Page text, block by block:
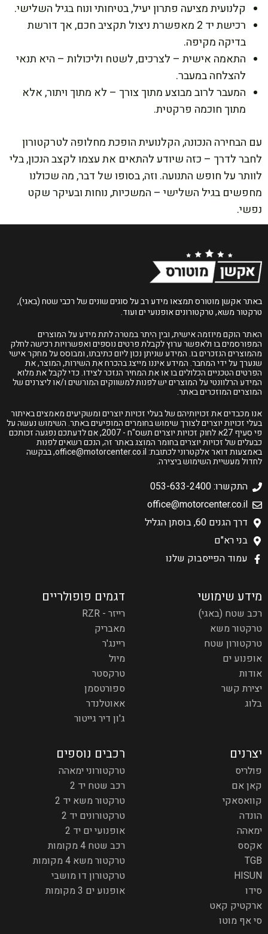
קלנועית מציעה פתרון יעיל, בטיחותי ונוח בגיל השלישי.
רכישת יד 2 מאפשרת ניצול תקציב חכם, אך דורשת
בדיקה מקיפה.
התאמה אישית – לצרכים, לשטח וליכולות – היא תנאי
להצלחה במעבר.
המעבר לרוב מבוצע מתוך צורך – לא מתוך ויתור, אלא
מתוך חוכמה פרקטית.
עם הבחירה הנכונה, הקלנועית הופכת מחלופה לטרקטורון
לחבר לדרך – כזה שיודע להתאים את עצמו לקצב הנכון, בלי
לוותר על חופש התנועה. וזה, בסופו של דבר, מה שכולנו
מחפשים בגיל השלישי – המשכיות, נוחות ובעיקר שקט
נפשי.
באתר אקשן מוטורס תמצאו מידע רב על סוגים שונים של רכבי שטח (באגי),
טרקטור משא, טרקטורונים אופנועי ים ועוד.
האתר הוקם מיוזמה אישית, ובין היתר במטרה לתת מידע על המוצרים
המפורסמים בו ולאפשר ערוץ לקבלת פרטים נוספים ואפשרויות רכישה לחלק
מהמוצרים הנזכרים בו. המידע שניתן נכון ליום כתיבתו, ומבוסס על מחקר אישי
שנערך על ידי המחבר. המידע איננו מייצג בהכרח את השירות, המוצר, את
הפרטים הטכניים הכלולים בו או את המחיר הנזכר לצידו. כדי לקבל את מלוא
המידע הרלוונטי על המוצרים יש לפנות למשווקים המורשים ו/או ליצרנים של
המוצרים המוזכרים באתר.
אנו מכבדים את זכויותיהם של בעלי זכויות יוצרים ומשקיעים מאמצים באיתור
בעלי זכויות יוצרים לצורך שימוש בחומרים המופיעים באתר. השימוש נעשה על
פי סעיף 27א לחוק זכויות יוצרים תשס"ח - 2007, אם לדעתכם נפגעה זכותכם
כבעלים של זכויות יוצרים בחומר המוצג באתר זה, הנכם רשאים לפנות
באמצעות דואר אלקטרוני לכתובת:office@motorcenter.co.il, בבקשה
לחדול מעשיית השימוש ביצירה.
התקשרו: 053-633-2400
office@motorcenter.co.il
דרך הגנים 60, בוסתן הגליל
בני רא"ם
עמוד הפייסבוק שלנו
מידע שימושי
רכב שטח (באגי)
טרקטור משא
טרקטורון שטח
אופנוע ים
אודות
יצירת קשר
בלוג
דגמים פופולריים
רייזר - RZR
מאבריק
ריינג'ר
מיול
טרקסטר
ספורטסמן
אאוטלנדר
ג'ון דיר גייטור
יצרנים
פולריס
קאן אם
קוואסאקי
הונדה
ימאהה
אקסס
TGB
HISUN
סידו
ארקטיק קאט
סי אף מוטו
רכבים נוספים
טרקטורוני ימאהה
רכב שטח יד 2
טרקטור משא יד 2
טרקטורונים יד 2
אופנועי ים יד 2
רכב שטח 4 מקומות
טרקטור משא 4 מקומות
טרקטורון דו מושבי
אופנוע ים 3 מקומות